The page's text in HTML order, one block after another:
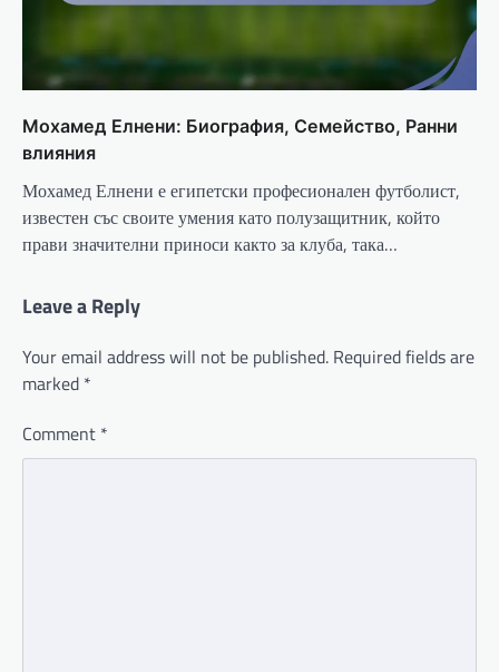
Мохамед Елнени: Биография, Семейство, Ранни
влияния
Мохамед Елнени е египетски професионален футболист,
известен със своите умения като полузащитник, който
прави значителни приноси както за клуба, така…
Leave a Reply
Your email address will not be published. Required fields are
marked *
Comment *